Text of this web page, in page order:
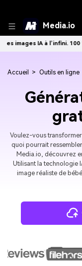
Media.io
IA à l’infini. 100 %
Accueil > Outils en ligne
Voulez-vous
quoi pourrait
Media.io, découvrez
Utilisant la technologie
image réaliste de